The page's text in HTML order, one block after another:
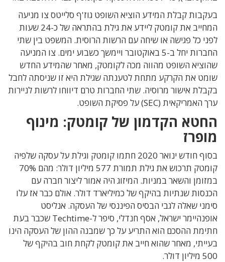
בעקבות קבלת המידע הוציא השופט גוז'ף סלייטס צו מניעה
המחייב את קומטק ליידע את גילת בהתראה של כ-24 שעות
לפני כל פגישה או שיחה עם הרשות הרוסית. המשפט בין שתי
החברות יחל ב-5 באוקטובר ויימשך כשבוע ימים. צו המניעה
שהוציא השופט מהווה מכה לקומטק, מאחר שהמידע החדש
שומט את הקרקע מתחת לטענתה שגילת היא זו שניסתה לחבל
בקבלת אישור מרוסיה. שתי החברות טרם דיווחו לרשות לניירות
ערך האמריקאית (SEC) על פסיקת השופט.
החטא הקדמון של קומטק: מינוף
מופרז
בסוף חודש ינואר 2020 חתמו קומטק וגילת על עסקה שלפיה
קומטק תרכוש את גילת תמורת 577 מיליון דולר: מהם 70%
במזומן והשאר במניות. המיזוג היה אמור ליצור חברה עם
הכנסות שנתיות בהיקף של כמיליארד דולר. אולם כבר אז עלו
סימני שאלה לגבי הבסיס הפיננסי של העסקה. אנליסט
אופנהיימר ישראל, אסף חנדלי, סיפר ל-Techtime שכבר בעת
חתימת ההסכם הוא התריע על כך שמבנה ההון של העסקה הינו
בעייתי, מאחר שהוא חייב את קומטק לקחת חוב בהיקף של
500 מיליון דולר.